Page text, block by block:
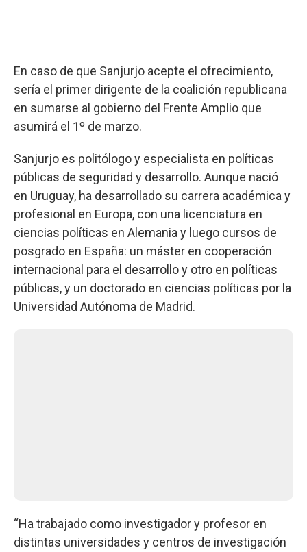
En caso de que Sanjurjo acepte el ofrecimiento,
sería el primer dirigente de la coalición republicana
en sumarse al gobierno del Frente Amplio que
asumirá el 1º de marzo.
Sanjurjo es politólogo y especialista en políticas
públicas de seguridad y desarrollo. Aunque nació
en Uruguay, ha desarrollado su carrera académica y
profesional en Europa, con una licenciatura en
ciencias políticas en Alemania y luego cursos de
posgrado en España: un máster en cooperación
internacional para el desarrollo y otro en políticas
públicas, y un doctorado en ciencias políticas por la
Universidad Autónoma de Madrid.
“Ha trabajado como investigador y profesor en
distintas universidades y centros de investigación